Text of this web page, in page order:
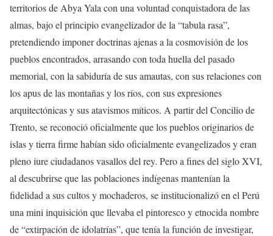
territorios de Abya Yala con una voluntad conquistadora de las
almas, bajo el principio evangelizador de la “tabula rasa”,
pretendiendo imponer doctrinas ajenas a la cosmovisión de los
pueblos encontrados, arrasando con toda huella del pasado
memorial, con la sabiduría de sus amautas, con sus relaciones con
los apus de las montañas y los ríos, con sus expresiones
arquitectónicas y sus atavismos míticos. A partir del Concilio de
Trento, se reconoció oficialmente que los pueblos originarios de
islas y tierra firme habían sido oficialmente evangelizados y eran
pleno iure ciudadanos vasallos del rey. Pero a fines del siglo XVI,
al descubrirse que las poblaciones indígenas mantenían la
fidelidad a sus cultos y mochaderos, se institucionalizó en el Perú
una mini inquisición que llevaba el pintoresco y etnocida nombre
de “extirpación de idolatrías”, que tenía la función de investigar,